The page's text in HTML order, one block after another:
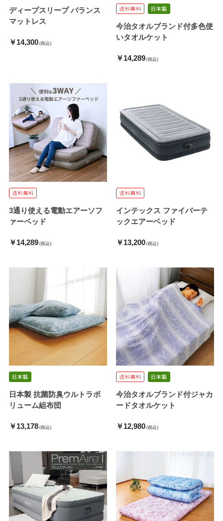
ディープスリープ バランス
マットレス
￥14,300 (税込)
今治タオルブランド付多色使
いタオルケット
￥14,289 (税込)
3通り使える電動エアーソフ
ァーベッド
￥14,289 (税込)
インテックス ファイバーテ
ックエアーベッド
￥13,200 (税込)
日本製 抗菌防臭ウルトラボ
リューム組布団
￥13,178 (税込)
今治タオルブランド付ジャカ
ードタオルケット
￥12,980 (税込)